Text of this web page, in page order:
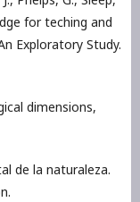
for teching and
Exploratory Study.
dimensions,
de la naturaleza.